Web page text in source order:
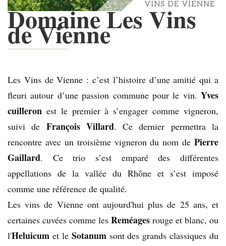
Domaine Les Vins
de Vienne
Les Vins de Vienne : c’est l’histoire d’une amitié qui a
fleuri autour d’une passion commune pour le vin. Yves
cuilleron est le premier à s’engager comme vigneron,
suivi de François Villard. Ce dernier permettra la
rencontre avec un troisième vigneron du nom de Pierre
Gaillard. Ce trio s’est emparé des différentes
appellations de la vallée du Rhône et s’est imposé
comme une référence de qualité.
Les vins de Vienne ont aujourd'hui plus de 25 ans, et
certaines cuvées comme les Reméages rouge et blanc, ou
l'Heluicum et le Sotanum sont des grands classiques du